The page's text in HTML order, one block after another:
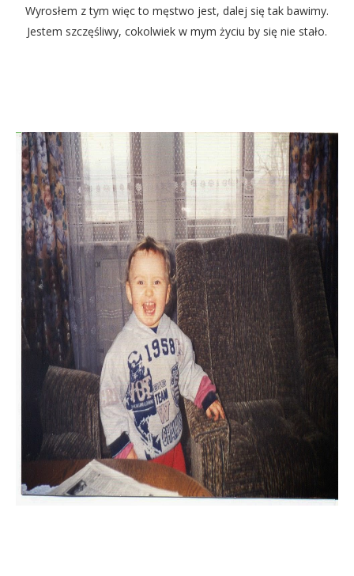
Wyrosłem z tym więc to męstwo jest, dalej się tak bawimy.
Jestem szczęśliwy, cokolwiek w mym życiu by się nie stało.